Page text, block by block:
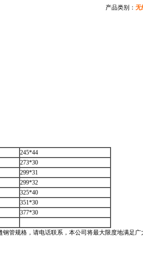
产品类别： 无
245*44
273*30
299*31
299*32
325*40
351*30
377*30
钢管规格，请电话联系，本公司将最大限度地满足